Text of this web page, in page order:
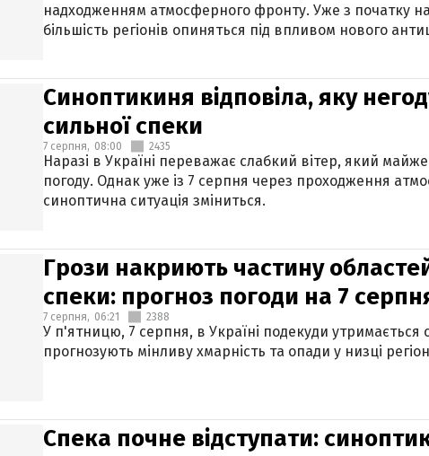
надходженням атмосферного фронту. Уже з початку
більшість регіонів опиняться під впливом нового
Синоптикиня відповіла, яку
сильної спеки
7 серпня, 08:00 2435
Наразі в Україні переважає слабкий вітер, який
погоду. Однак уже із 7 серпня через проходження
синоптична ситуація зміниться.
Грози накриють частину
спеки: прогноз погоди на 7
7 серпня, 06:21 2388
У п'ятницю, 7 серпня, в Україні подекуди утримається
прогнозують мінливу хмарність та опади у низці
Спека почне відступати: